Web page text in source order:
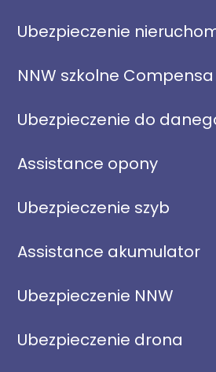
Ubezpieczenie
NNW szkolne
Ubezpieczenie do
Assistance opony
Ubezpieczenie szyb
Assistance akumulator
Ubezpieczenie NNW
Ubezpieczenie drona